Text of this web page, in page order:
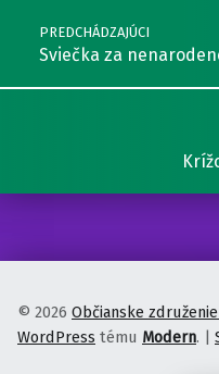
PREDCHÁDZAJÚCI
Sviečka za
© 2026 Občianske
WordPress tému Modern.